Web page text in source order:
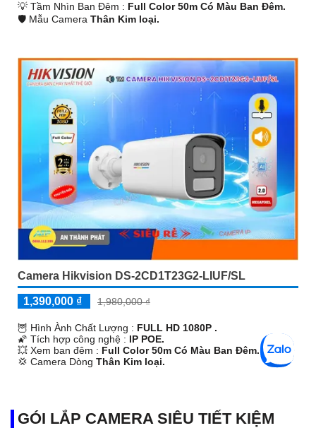
💡 Tầm Nhìn Ban Đêm : Full Color 50m Có Màu Ban Ðêm.
🛡 Mẫu Camera Thân Kim loại.
Camera Hikvision DS-2CD1T23G2-LIUF/SL
1,390,000 ₫ 1,980,000 ₫
🦉 Hình Ành Chất Lượng : FULL HD 1080P .
🌠 Tích hợp công nghệ : IP POE.
💥 Xem ban đêm : Full Color 50m Có Màu Ban Ðêm.
💢 Camera Dòng Thân Kim loại.
GÓI LẮP CAMERA SIÊU TIẾT KIỆM